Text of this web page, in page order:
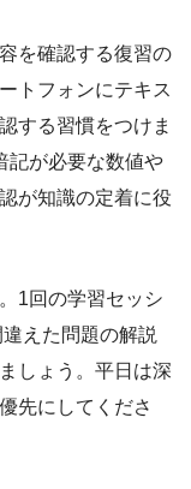
を確認する復習の
トフォンにテキス
する習慣をつけま
記が必要な数値や
が知識の定着に役
1回の学習セッシ
えた問題の解説
しょう。平日は深
先にしてくださ